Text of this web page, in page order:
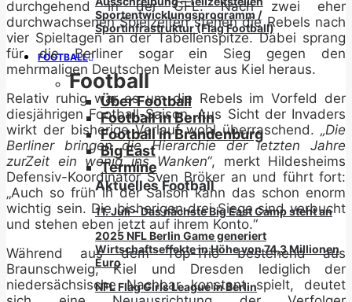
Sportentwicklungsprogramm /
Sportinfrastruktur (Flag Football)
FOOTBALL
Football
Über Football
Football in Berlin
Football in Brandenburg
Big East
Termine
Aktuelles Football
11. Juli – Das nächste Big East Camp steht an
2025 NFL Berlin Game generiert
Wirtschaftseffekte in Höhe von 74,3 Millionen
Euro
NFL Flag Girls League in Berlin
durchgehend in der GFL. Nach zwei eher
durchwachsenen Spielzeiten stehen die Rebels nach
vier Spieltagen an der Tabellenspitze. Dabei sprang
für die Berliner sogar ein Sieg gegen den
mehrmaligen Deutschen Meister aus Kiel heraus.
Relativ ruhig war es um die Rebels im Vorfeld der
diesjährigen Football-Saison. Aus Sicht der Invaders
wirkt der bisherige Verlauf wohl überraschend. „Die
Berliner bringen die Hierarchie der letzten Jahre
zurZeit ein wenig ins Wanken“, merkt Hildesheims
Defensiv-Koordinator Sven Bröker an und führt fort:
„Auch so früh in der Saison kann das schon enorm
wichtig sein. Die bisherigen drei Siege sind verbucht
und stehen eben jetzt auf ihrem Konto.“
Während aus dem Top-Trio bestehend aus
Braunschweig, Kiel und Dresden lediglich der
niedersächsische Nachbar konstant spielt, deutet